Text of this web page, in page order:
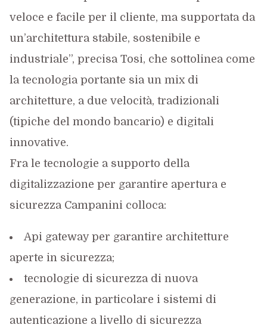
veloce e facile per il cliente, ma supportata da
un’architettura stabile, sostenibile e
industriale”, precisa Tosi, che sottolinea come
la tecnologia portante sia un mix di
architetture, a due velocità, tradizionali
(tipiche del mondo bancario) e digitali
innovative.
Fra le tecnologie a supporto della
digitalizzazione per garantire apertura e
sicurezza Campanini colloca:
Api gateway per garantire architetture
aperte in sicurezza;
tecnologie di sicurezza di nuova
generazione, in particolare i sistemi di
autenticazione a livello di sicurezza